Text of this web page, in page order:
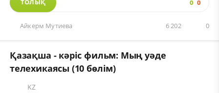
ТОЛЫҚ 0 0
Айкерм Мутиева 0
6 202
Қазақша - кәріс фильм: Мың уәде
телехикаясы (10 бөлім)
KZ